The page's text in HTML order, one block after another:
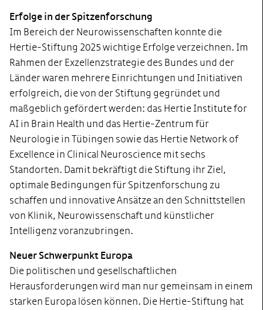
Erfolge in der Spitzenforschung
Im Bereich der Neurowissenschaften konnte die
Hertie-Stiftung 2025 wichtige Erfolge verzeichnen. Im
Rahmen der Exzellenzstrategie des Bundes und der
Länder waren mehrere Einrichtungen und Initiativen
erfolgreich, die von der Stiftung gegründet und
maßgeblich gefördert werden: das Hertie Institute for
AI in Brain Health und das Hertie‑Zentrum für
Neurologie in Tübingen sowie das Hertie Network of
Excellence in Clinical Neuroscience mit sechs
Standorten. Damit bekräftigt die Stiftung ihr Ziel,
optimale Bedingungen für Spitzenforschung zu
schaffen und innovative Ansätze an den Schnittstellen
von Klinik, Neurowissenschaft und künstlicher
Intelligenz voranzubringen.
Neuer Schwerpunkt Europa
Die politischen und gesellschaftlichen
Herausforderungen wird man nur gemeinsam in einem
starken Europa lösen können. Die Hertie-Stiftung hat